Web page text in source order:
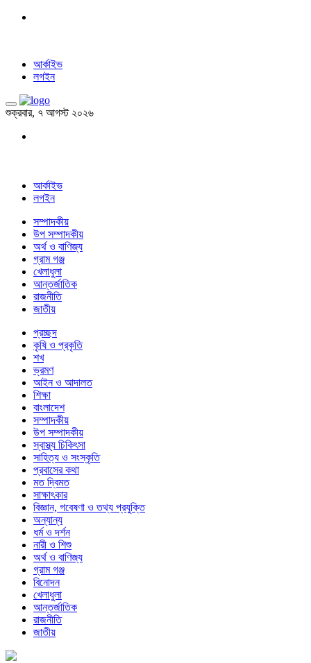
আর্কাইভ
লগইন
শুক্রবার, ৭ আগস্ট ২০২৬
আর্কাইভ
লগইন
সম্পাদকীয়
উপ সম্পাদকীয়
অর্থ ও বাণিজ্য
গ্রাম গঞ্জ
খেলাধুলা
আন্তর্জাতিক
রাজনীতি
জাতীয়
প্রচ্ছদ
কৃষি ও প্রকৃতি
শখ
ভ্রমণ
আইন ও আদালত
শিক্ষা
বাংলাদেশ
সম্পাদকীয়
উপ সম্পাদকীয়
স্বাস্থ্য চিকিৎসা
সাহিত্য ও সংস্কৃতি
প্রবাসের কথা
মত দ্বিমত
সাক্ষাৎকার
বিজ্ঞান, গবেষণা ও তথ্য প্রযুক্তি
অন্যান্য
ধর্ম ও দর্শন
নারী ও শিশু
অর্থ ও বাণিজ্য
গ্রাম গঞ্জ
বিনোদন
খেলাধুলা
আন্তর্জাতিক
রাজনীতি
জাতীয়